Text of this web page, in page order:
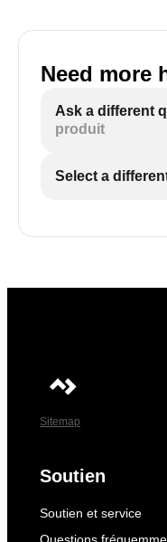
Need more
Ask a different
produit
Select a
Sitemap
Soutien
Soutien et service